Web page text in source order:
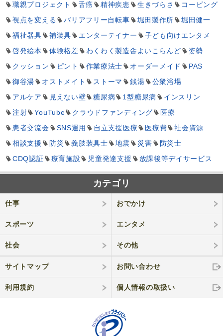
職親プロジェクト
舌癌 精神疾患 生きづらさ
コーピング
視点を変える
バリアフリー自転車 堀田製作所
堀田健一
福祉器具
補装具 エンターテイナー
子ども向けエンタメ
啓発絵本
体験格差 わくわく製造舎よいこらんど
姿勢
クッション
ピント 作業療法士 オーダーメイド
PAS
御谷湯
オストメイト ストーマ 銭湯
公衆浴場
アルケア
見えない壁 糖尿病 1型糖尿病
インスリン
注射
YouTube クラウドファンディング
医療
患者交流会
SNS運用 自立支援医療 医療費
社会資源
相談支援
防災 義肢装具士 地震 災害
防災士
CDQ認証
療育施設 児童発達支援 放課後等デイサービス
カテゴリ
仕事 おでかけ
スポーツ エンタメ
社会 その他
サイトマップ お問い合わせ
利用規約 個人情報の取扱い